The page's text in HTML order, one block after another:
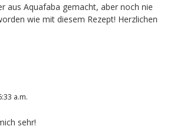
aus Aquafaba gemacht, aber noch nie
wie mit diesem Rezept! Herzlichen
a.m.
sehr!